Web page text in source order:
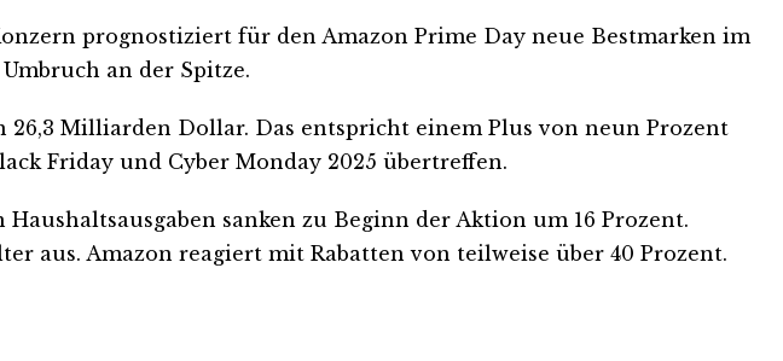
prognostiziert für den Amazon Prime Day neue Bestmarken im
an der Spitze.
Milliarden Dollar. Das entspricht einem Plus von neun Prozent
Friday und Cyber Monday 2025 übertreffen.
sanken zu Beginn der Aktion um 16 Prozent.
aus. Amazon reagiert mit Rabatten von teilweise über 40 Prozent.